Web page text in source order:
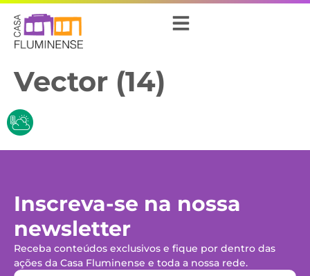
Vector (14)
Inscreva-se na nossa
newsletter
Receba conteúdos exclusivos e fique por dentro das
ações da Casa Fluminense e toda a nossa rede.